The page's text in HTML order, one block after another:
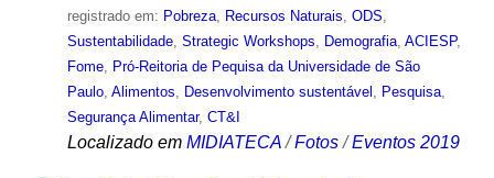
registrado em: Pobreza, Recursos Naturais ODS
Sustentabilidade, Strategic Workshops Demografia, ACIESP,
Fome, Pró-Reitoria de Pequisa da Universidade de São
Paulo, Alimentos Desenvolvimento sustentável Pesquisa,
Segurança Alimentar, CT&I
Localizado em MIDIATECA /Fotos /Eventos 2019